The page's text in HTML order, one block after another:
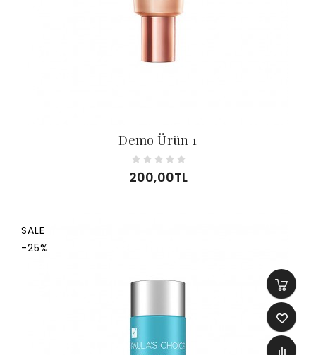
Demo Ürün 1
200,00TL
SALE
-25%